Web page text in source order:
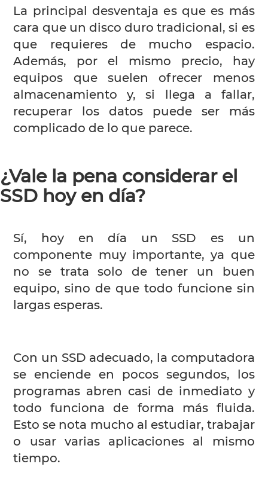
La principal desventaja es que es más
cara que un disco duro tradicional, si es
que requieres de mucho espacio.
Además, por el mismo precio, hay
equipos que suelen ofrecer menos
almacenamiento y, si llega a fallar,
recuperar los datos puede ser más
complicado de lo que parece.
¿Vale la pena considerar el
SSD hoy en día?
Sí, hoy en día un SSD es un
componente muy importante, ya que
no se trata solo de tener un buen
equipo, sino de que todo funcione sin
largas esperas.
Con un SSD adecuado, la computadora
se enciende en pocos segundos, los
programas abren casi de inmediato y
todo funciona de forma más fluida.
Esto se nota mucho al estudiar, trabajar
o usar varias aplicaciones al mismo
tiempo.